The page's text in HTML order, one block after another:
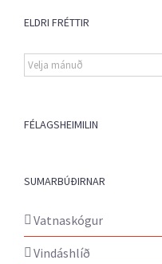
ELDRI FRÉTTIR
Eldri
fréttir
FÉLAGSHEIMILIN
SUMARBÚÐIRNAR
Vatnaskógur
Vindáshlíð